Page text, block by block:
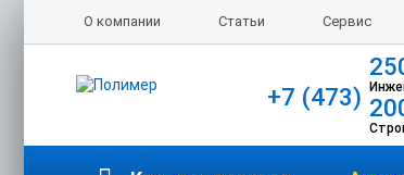
О компании Статьи Сервис
+7 (473)